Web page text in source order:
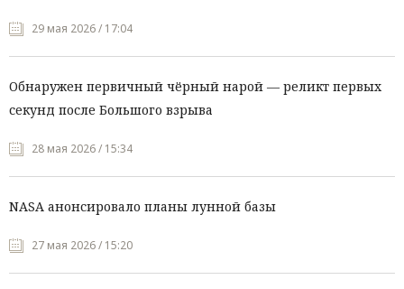
29 мая 2026 / 17:04
Обнаружен первичный чёрный нарой — реликт первых
секунд после Большого взрыва
28 мая 2026 / 15:34
NASA анонсировало планы лунной базы
27 мая 2026 / 15:20